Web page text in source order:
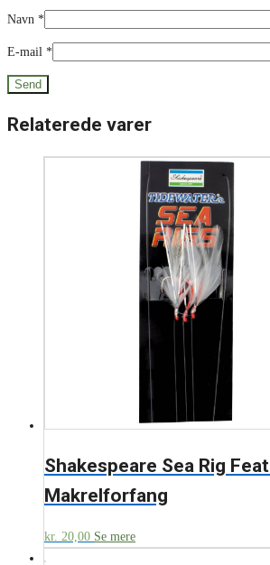
Navn *
E-mail *
Relaterede varer
Shakespeare Sea Rig
Makrelforfang
kr. 20,00 Se mere